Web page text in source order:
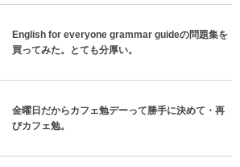
English for everyone grammar guideの問題集を
買ってみた。とても分厚い。
金曜日だからカフェ勉デーって勝手に決めて・再
びカフェ勉。